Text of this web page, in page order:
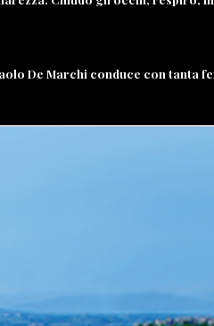
De Marchi conduce con tanta